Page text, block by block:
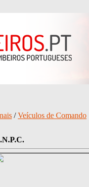
/Veículos de Comando